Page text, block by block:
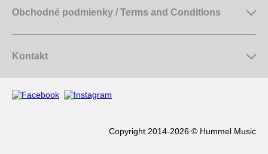
Obchodné podmienky / Terms and Conditions
Kontakt
Copyright 2014-2026 © Hummel Music